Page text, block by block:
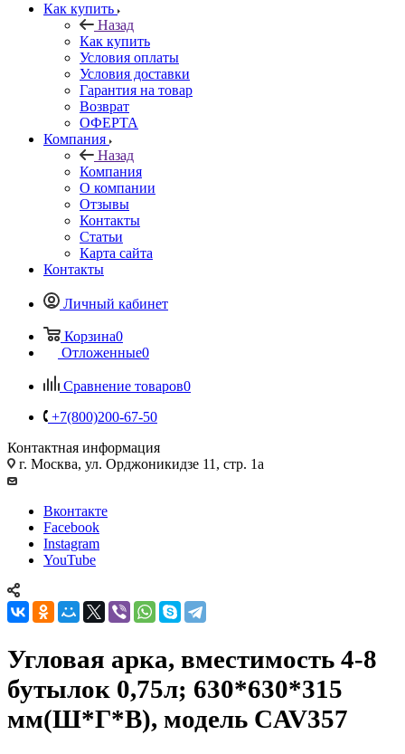
Как купить
Назад
Как купить
Условия оплаты
Условия доставки
Гарантия на товар
Возврат
ОФЕРТА
Компания
Назад
Компания
О компании
Отзывы
Контакты
Статьи
Карта сайта
Контакты
Личный кабинет
Корзина0
Отложенные0
Сравнение товаров0
+7(800)200-67-50
Контактная информация
г. Москва, ул. Орджоникидзе 11, стр. 1а
Вконтакте
Facebook
Instagram
YouTube
Угловая арка, вместимость 4-8
бутылок 0,75л; 630*630*315
мм(Ш*Г*В), модель CAV357